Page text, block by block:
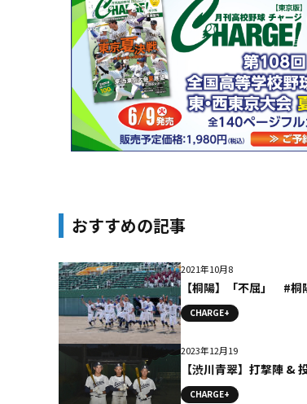
おすすめの記事
2021年10月8
【桐陽】「不屈」 #桐
CHARGE+
2023年12月19
【渋川青翠】打撃陣 &
CHARGE+